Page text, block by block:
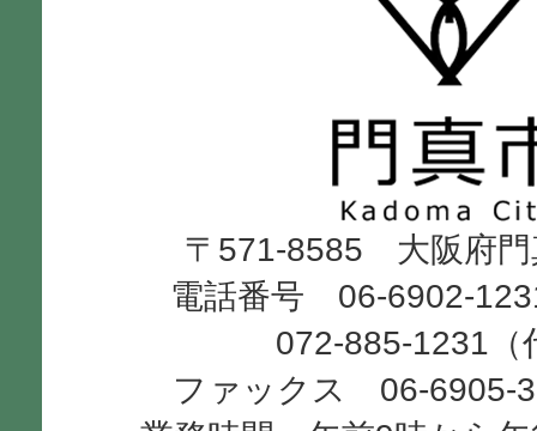
市
Kadoma
City
〒571-8585 大阪府門
電話番号 06-6902-
072-885-1231（
ファックス 06-6905-